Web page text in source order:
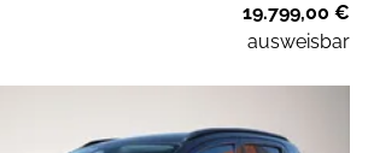
19.799,00 €
ausweisbar